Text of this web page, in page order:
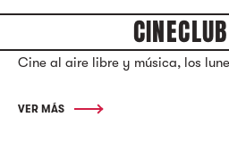
Cine al aire libre y música, los
VER MÁS